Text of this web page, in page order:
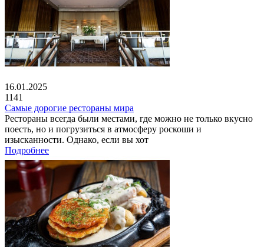
16.01.2025
1141
Самые дорогие рестораны мира
Рестораны всегда были местами, где можно не только вкусно
поесть, но и погрузиться в атмосферу роскоши и
изысканности. Однако, если вы хот
Подробнее